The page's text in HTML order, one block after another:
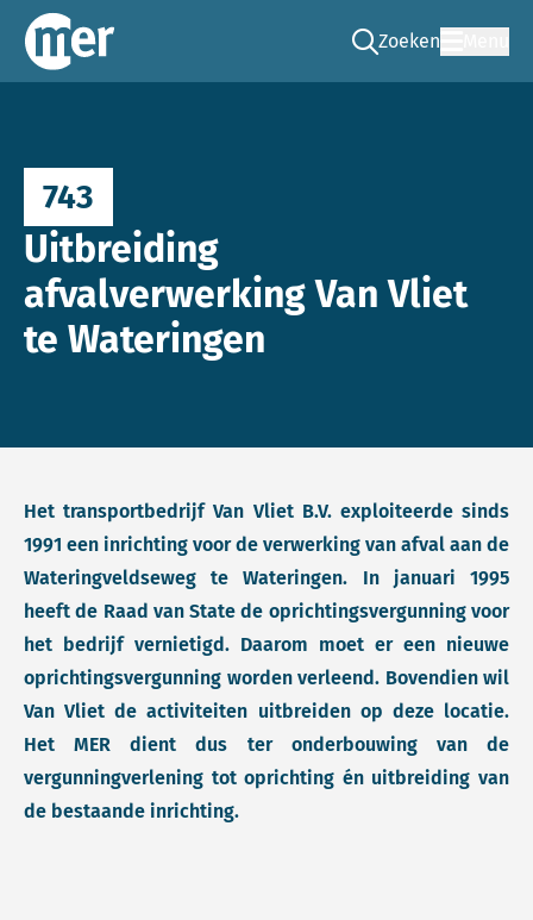
Commissie mer
Zoeken
Ga naar de zoek
743
Uitbreiding
afvalverwerking Van Vliet
te Wateringen
Het transportbedrijf Van Vliet B.V. exploiteerde sinds
1991 een inrichting voor de verwerking van afval aan de
Wateringveldseweg te Wateringen. In januari 1995
heeft de Raad van State de oprichtingsvergunning voor
het bedrijf vernietigd. Daarom moet er een nieuwe
oprichtingsvergunning worden verleend. Bovendien wil
Van Vliet de activiteiten uitbreiden op deze locatie.
Het MER dient dus ter onderbouwing van de
vergunningverlening tot oprichting én uitbreiding van
de bestaande inrichting.